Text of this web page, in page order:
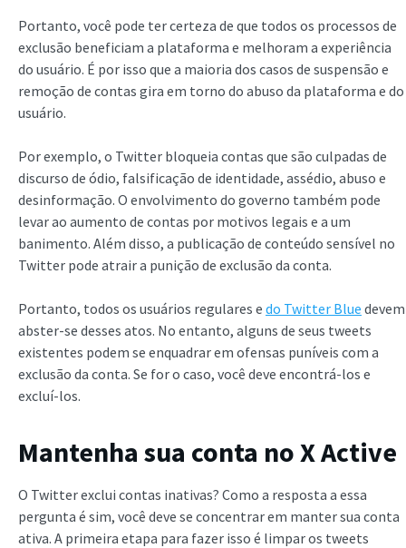
Portanto, você pode ter certeza de que todos os processos de
exclusão beneficiam a plataforma e melhoram a experiência
do usuário. É por isso que a maioria dos casos de suspensão e
remoção de contas gira em torno do abuso da plataforma e do
usuário.
Por exemplo, o Twitter bloqueia contas que são culpadas de
discurso de ódio, falsificação de identidade, assédio, abuso e
desinformação. O envolvimento do governo também pode
levar ao aumento de contas por motivos legais e a um
banimento. Além disso, a publicação de conteúdo sensível no
Twitter pode atrair a punição de exclusão da conta.
Portanto, todos os usuários regulares e do Twitter Blue devem
abster-se desses atos. No entanto, alguns de seus tweets
existentes podem se enquadrar em ofensas puníveis com a
exclusão da conta. Se for o caso, você deve encontrá-los e
excluí-los.
Mantenha sua conta no X Active
O Twitter exclui contas inativas? Como a resposta a essa
pergunta é sim, você deve se concentrar em manter sua conta
ativa. A primeira etapa para fazer isso é limpar os tweets